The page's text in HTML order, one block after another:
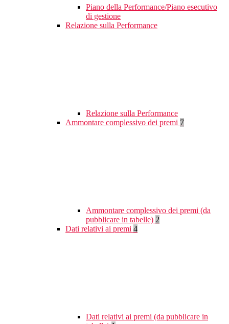
Piano della Performance/Piano esecutivo
di gestione
Relazione sulla Performance
Relazione sulla Performance
Ammontare complessivo dei premi 7
Ammontare complessivo dei premi (da
pubblicare in tabelle) 2
Dati relativi ai premi 4
Dati relativi ai premi (da pubblicare in